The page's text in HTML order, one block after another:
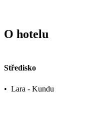
O hotelu
Středisko
• Lara - Kundu